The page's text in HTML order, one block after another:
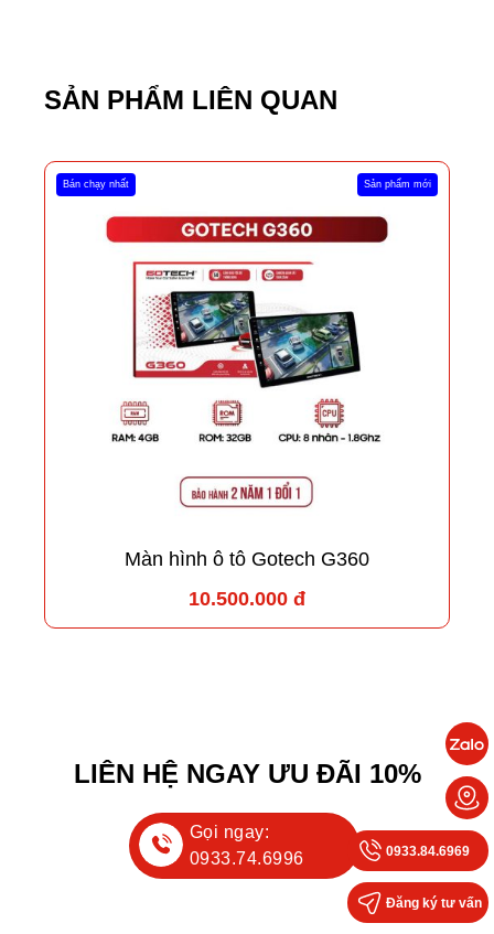
SẢN PHẨM LIÊN QUAN
Bán chạy nhất Sản phẩm mới
Màn hình ô tô Gotech G360
10.500.000 đ
LIÊN HỆ NGAY ƯU ĐÃI 10%
Gọi ngay:
0933.74.6996
0933.84.6969
Đăng ký tư vấn